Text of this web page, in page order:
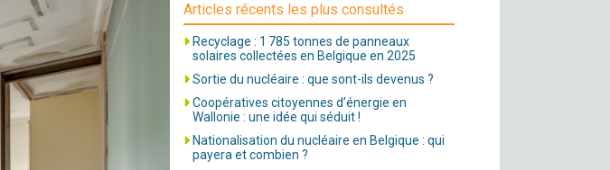
Articles récents les plus consultés
Recyclage : 1 785 tonnes de panneaux
solaires collectées en Belgique en 2025
Sortie du nucléaire : que sont-ils devenus ?
Coopératives citoyennes d’énergie en
Wallonie : une idée qui séduit !
Nationalisation du nucléaire en Belgique : qui
payera et combien ?